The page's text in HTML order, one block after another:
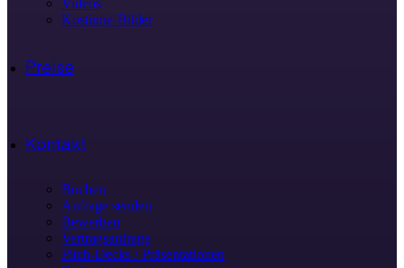
Videos
Kostüme-Bilder
Preise
Kontakt
Buchen
Anfrage senden
Bewerben
Vertragsanfrage
Pitch-Decks / Präsentationen